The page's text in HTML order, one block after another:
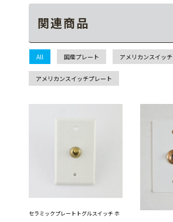
関連商品
All 国産プレート アメリカンスイッチ
アメリカンスイッチプレート
セラミックプレートトグルスイッチ ホ